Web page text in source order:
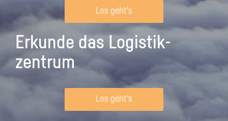
Los geht's
Erkunde das Logistik­
zentrum
Los geht's